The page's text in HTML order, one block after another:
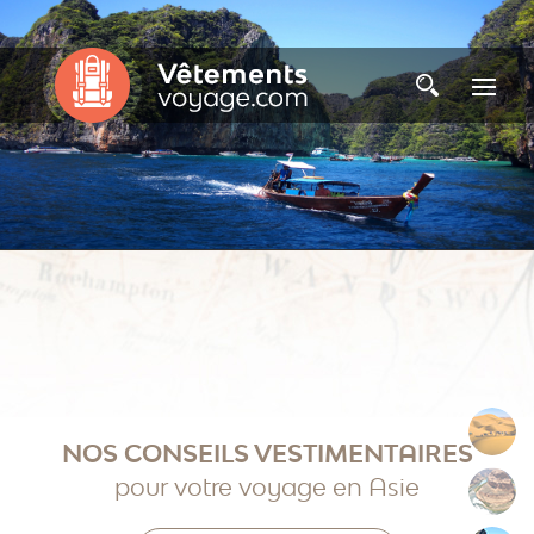
NOS CONSEILS VESTIMENTAIRES
pour votre voyage en Asie